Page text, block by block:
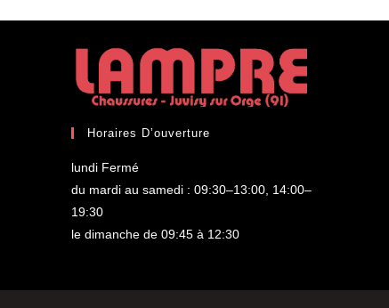
Horaires D’ouverture
lundi Fermé
du mardi au samedi : 09:30–13:00, 14:00–
19:30
le dimanche de 09:45 à 12:30